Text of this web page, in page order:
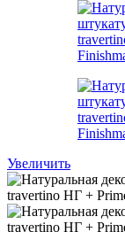
Увеличить